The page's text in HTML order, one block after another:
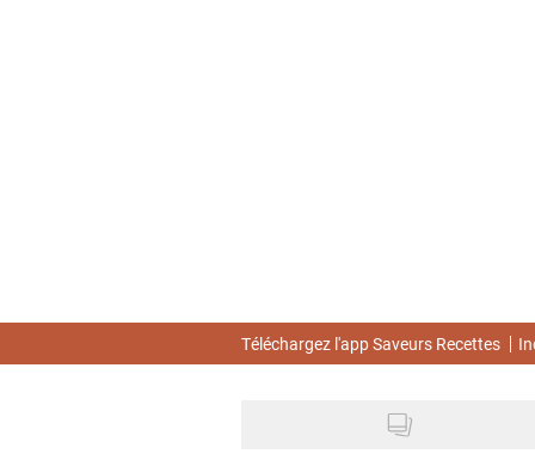
Téléchargez l'app Saveurs Recettes